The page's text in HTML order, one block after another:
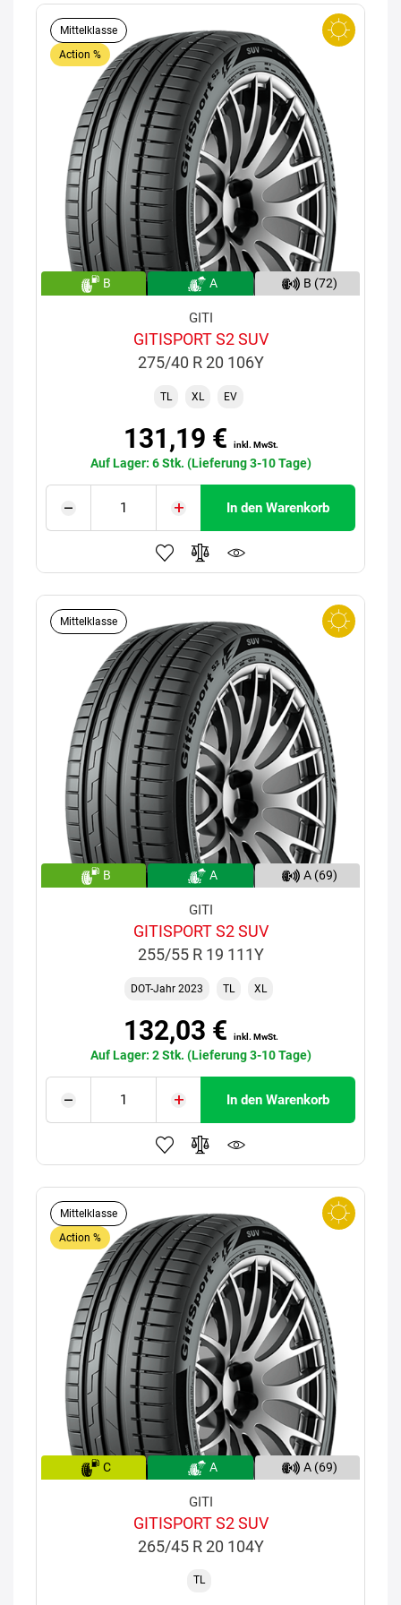
Mittelklasse
Action %
B A B (72)
GITI
GITISPORT S2 SUV
275/40 R 20 106Y
TL XL EV
131,19 € inkl. MwSt.
Auf Lager: 6 Stk. (Lieferung 3-10 Tage)
In den Warenkorb
Mittelklasse
B A A (69)
GITI
GITISPORT S2 SUV
255/55 R 19 111Y
DOT-Jahr 2023 TL XL
132,03 € inkl. MwSt.
Auf Lager: 2 Stk. (Lieferung 3-10 Tage)
In den Warenkorb
Mittelklasse
Action %
C A A (69)
GITI
GITISPORT S2 SUV
265/45 R 20 104Y
TL